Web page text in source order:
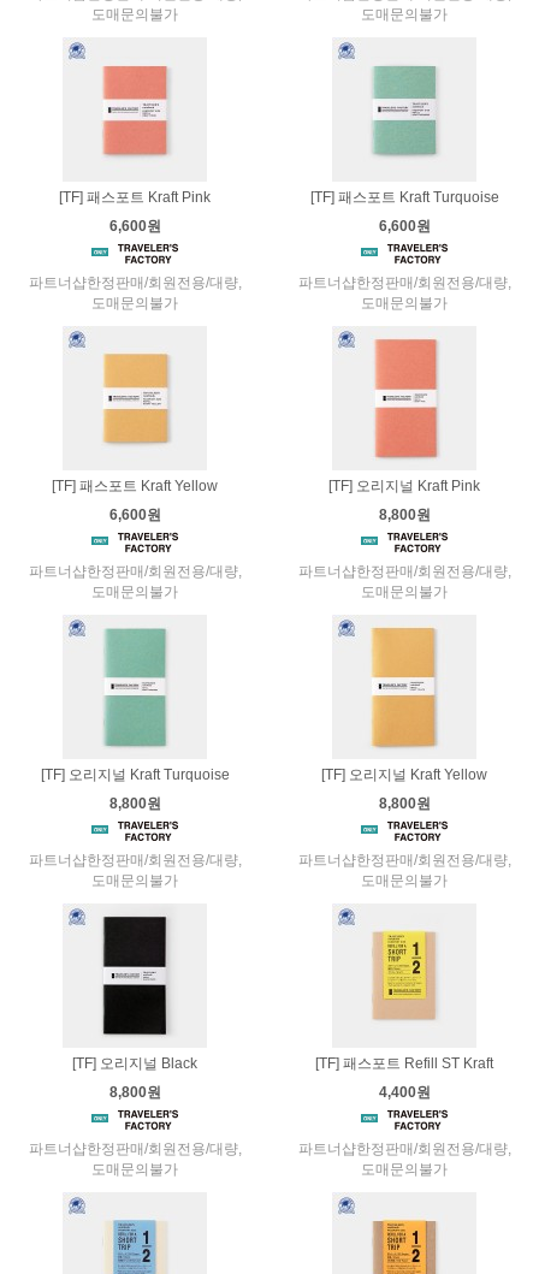
도매문의불가
도매문의불가
[TF] 패스포트 Kraft Pink
6,600원
파트너샵한정판매/회원전용/대량,
도매문의불가
[TF] 패스포트 Kraft Turquoise
6,600원
파트너샵한정판매/회원전용/대량,
도매문의불가
[TF] 패스포트 Kraft Yellow
6,600원
파트너샵한정판매/회원전용/대량,
도매문의불가
[TF] 오리지널 Kraft Pink
8,800원
파트너샵한정판매/회원전용/대량,
도매문의불가
[TF] 오리지널 Kraft Turquoise
8,800원
파트너샵한정판매/회원전용/대량,
도매문의불가
[TF] 오리지널 Kraft Yellow
8,800원
파트너샵한정판매/회원전용/대량,
도매문의불가
[TF] 오리지널 Black
8,800원
파트너샵한정판매/회원전용/대량,
도매문의불가
[TF] 패스포트 Refill ST Kraft
4,400원
파트너샵한정판매/회원전용/대량,
도매문의불가